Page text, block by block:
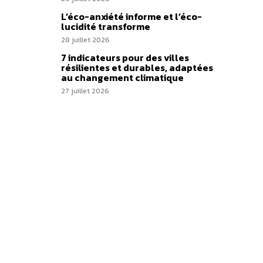
L’éco-anxiété informe et l’éco-
lucidité transforme
28 juillet 2026
7 indicateurs pour des villes
résilientes et durables, adaptées
au changement climatique
27 juillet 2026